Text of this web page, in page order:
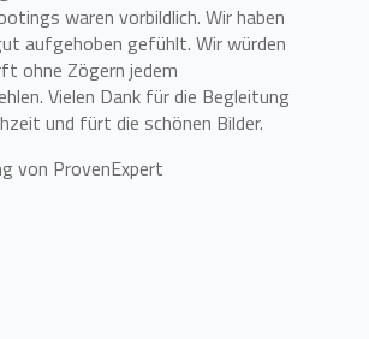
waren vorbildlich. Wir haben
aufgehoben gefühlt. Wir würden
ohne Zögern jedem
Vielen Dank für die Begleitung
und fürt die schönen Bilder.
von ProvenExpert